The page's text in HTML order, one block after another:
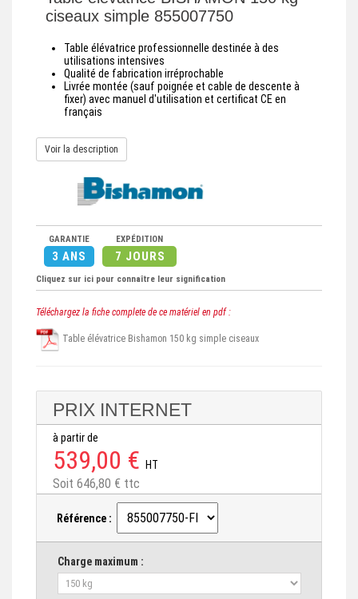
ciseaux simple 855007750
Table élévatrice professionnelle destinée à des
utilisations intensives
Qualité de fabrication irréprochable
Livrée montée (sauf poignée et cable de descente à
fixer) avec manuel d'utilisation et certificat CE en
français
Voir la description
GARANTIE
3 ANS
EXPÉDITION
7 JOURS
Cliquez sur ici pour connaître leur signification
Téléchargez la fiche complete de ce matériel en pdf :
Table élévatrice Bishamon 150 kg simple ciseaux
PRIX INTERNET
à partir de
539,00 € HT
Soit 646,80 € ttc
Référence :
Charge maximum :